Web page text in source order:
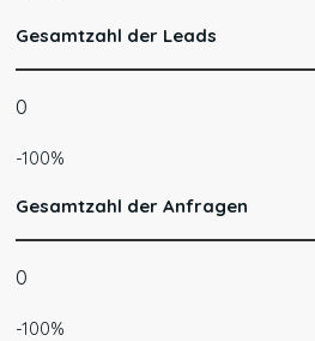
Gesamtzahl der Leads
0
-100%
Gesamtzahl der Anfragen
0
-100%